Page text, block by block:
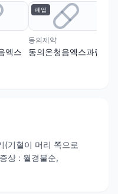
엑스
폐업
동의제약
동의온청음엑스과립
(기혈이 머리 쪽으로
상 : 월경불순,